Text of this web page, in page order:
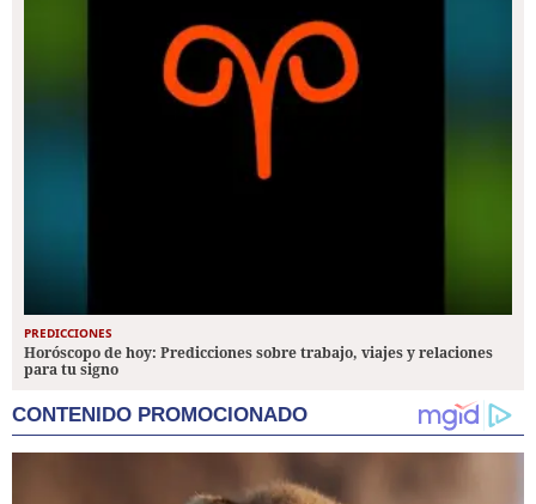
PREDICCIONES
Horóscopo de hoy: Predicciones sobre trabajo, viajes y relaciones
para tu signo
CONTENIDO PROMOCIONADO